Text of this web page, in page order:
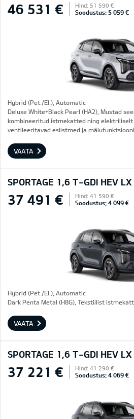
46 531 € Hind: 51 590 €
Soodustus: 5 059 €
Hybrid (Pet./El.), Automatic
Deluxe White+Black Pearl (HA2), Mustad
kombineeritud istmekatted ning elektriliselt
ventileeritavad esiistmed ja
VAATA
SPORTAGE 1,6 T-GDI HEV
37 491 € Hind: 41 590 €
Soodustus: 4 099 €
Hybrid (Pet./El.), Automatic
Dark Penta Metal (H8G), Tekstiilist
VAATA
SPORTAGE 1,6 T-GDI HEV
37 221 € Hind: 41 290 €
Soodustus: 4 069 €